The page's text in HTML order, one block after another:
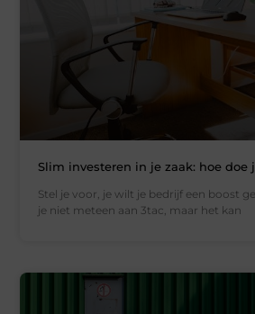
Slim investeren in je zaak: hoe doe
Stel je voor, je wilt je bedrijf een boost
je niet meteen aan 3tac, maar het kan